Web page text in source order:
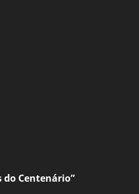
do Centenário”